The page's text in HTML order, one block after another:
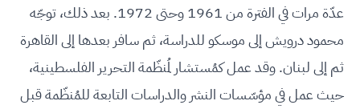
عدّة مرات في الفترة من 1961 وحتى 1972. بعد ذلك، توجّه
محمود درويش إلى موسكو للدراسة، ثم سافر بعدها إلى القاهرة
ثم إلى لبنان. وقد عمل كمُستشار لمُنظّمة التحرير الفلسطينية،
حيث عمل في مؤسّسات النشر والدراسات التابعة للمُنظّمة قبل